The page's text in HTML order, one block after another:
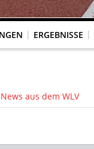
ERGEBNISSE
News aus dem WLV